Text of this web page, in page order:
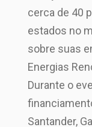
cerca de 40
estados no
sobre suas
Energias
Durante o
Santander,